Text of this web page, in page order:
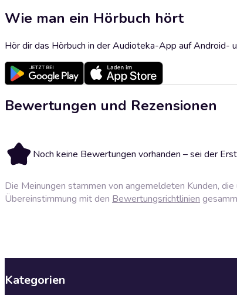
Wie man ein Hörbuch hört
Hör dir das Hörbuch in der Audioteka-App auf Android-
Bewertungen und Rezensionen
Noch keine Bewertungen vorhanden – sei der
Die Meinungen stammen von angemeldeten Kunden,
Übereinstimmung mit den Bewertungsrichtlinien
Kategorien